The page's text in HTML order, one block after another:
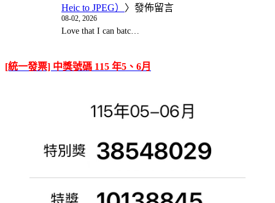
Heic to JPEG） 〉發佈留言
08-02, 2026
Love that I can batc…
[統一發票] 中獎號碼 115 年5、6月